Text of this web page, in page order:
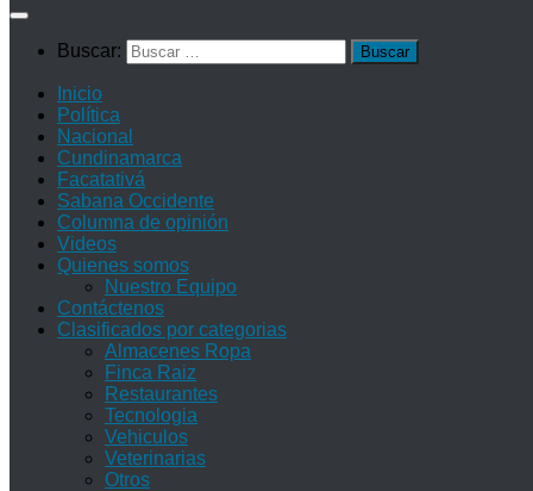
Buscar:
Inicio
Política
Nacional
Cundinamarca
Facatativá
Sabana Occidente
Columna de opinión
Videos
Quienes somos
Nuestro Equipo
Contáctenos
Clasificados por categorias
Almacenes Ropa
Finca Raiz
Restaurantes
Tecnologia
Vehiculos
Veterinarias
Otros